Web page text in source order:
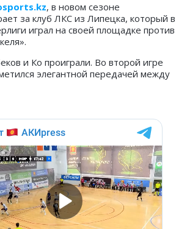
, в новом сезоне
за клуб ЛКС из Липецка, который в
играл на своей площадке против
и Ко проиграли. Во второй игре
элегантной передачей между